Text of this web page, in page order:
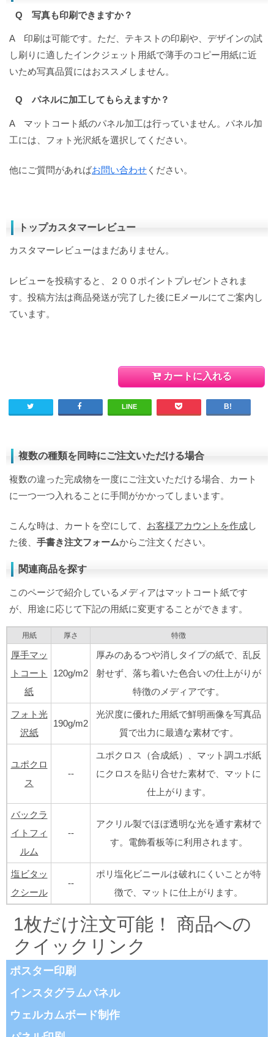
Q 写真も印刷できますか？
A 印刷は可能です。ただ、テキストの印刷や、デザインの試
し刷りに適したインクジェット用紙で薄手のコピー用紙に近
いため写真品質にはおススメしません。
Q パネルに加工してもらえますか？
A マットコート紙のパネル加工は行っていません。パネル加
工には、フォト光沢紙を選択してください。
他にご質問があればお問い合わせ ください。
トップカスタマーレビュー
カスタマーレビューはまだありません。
レビューを投稿すると、２００ポイントプレゼントされま
す。投稿方法は商品発送が完了した後にEメールにてご案内し
ています。
カートに入れる
LINE
複数の種類を同時にご注文いただける場合
複数の違った完成物を一度にご注文いただける場合、カート
に一つ一つ入れることに手間がかかってしまいます。
こんな時は、カートを空にして、 お客様アカウントを作成し
た後、 手書き注文フォームからご注文ください。
関連商品を探す
このページで紹介しているメディアはマットコート紙です
が、用途に応じて下記の用紙に変更することができます。
用紙 厚さ 特徴
厚手マッ
トコート
紙
120g/m2
厚みのあるつや消しタイプの紙で、乱反
射せず、落ち着いた色合いの仕上がりが
特徴のメディアです。
フォト光
沢紙
190g/m2
光沢度に優れた用紙で鮮明画像を写真品
質で出力に最適な素材です。
ユポクロ
ス
--
ユポクロス（合成紙）、マット調ユポ紙
にクロスを貼り合せた素材で、マットに
仕上がります。
バックラ
イトフィ
ルム
--
アクリル製でほぼ透明な光を通す素材で
す。電飾看板等に利用されます。
塩ビタッ
クシール
--
ポリ塩化ビニールは破れにくいことが特
徴で、マットに仕上がります。
1枚だけ注文可能！ 商品への
クイックリンク
ポスター印刷
インスタグラムパネル
ウェルカムボード制作